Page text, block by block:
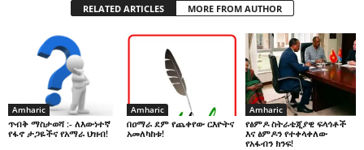
RELATED ARTICLES MORE FROM AUTHOR
Amharic
ጥብቅ ማስታወሻ :- ለእውነተኛ
የፋኖ ታጋዬችና የአማራ ህዝብ!
Amharic
በዐማራ ደም የጨቀየው ርእዮትና
አመለካከቱ!
Amharic
የፅምዶ ስትራቴጂያዊ ፍላጎቶች
እና ፅምዶን የተቀላቀለው
የአፋብን ክንፍ!